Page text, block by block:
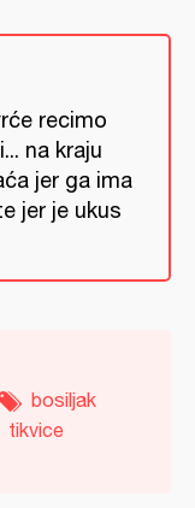
recimo
na kraju
jer ga ima
jer je ukus
bosiljak
tikvice